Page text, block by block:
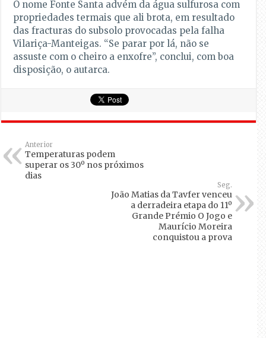
O nome Fonte Santa advém da água sulfurosa com
propriedades termais que ali brota, em resultado
das fracturas do subsolo provocadas pela falha
Vilariça-Manteigas. “Se parar por lá, não se
assuste com o cheiro a enxofre”, conclui, com boa
disposição, o autarca.
Anterior
Temperaturas podem
superar os 30º nos próximos
dias
Seg.
João Matias da Tavfer venceu
a derradeira etapa do 11º
Grande Prémio O Jogo e
Maurício Moreira
conquistou a prova